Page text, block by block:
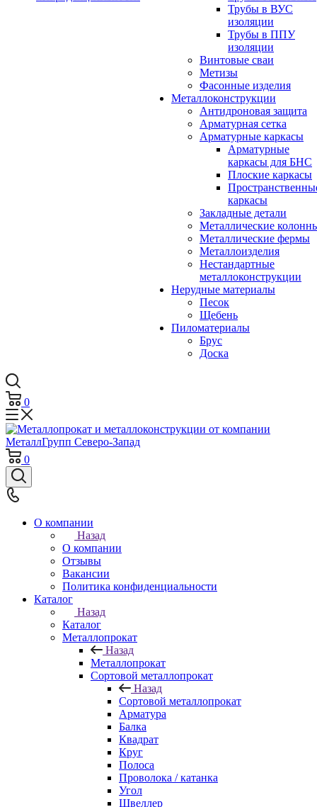
Трубы в ВУС
изоляции
Трубы в ППУ
изоляции
Винтовые сваи
Метизы
Фасонные изделия
Металлоконструкции
Антидроновая защита
Арматурная сетка
Арматурные каркасы
Арматурные
каркасы для БНС
Плоские каркасы
каркасы
Закладные детали
Металлические
Металлические фермы
Металлоизделия
Нестандартные
металлоконструкции
Нерудные материалы
Песок
Щебень
Пиломатериалы
Брус
Доска
0
0
О компании
Назад
О компании
Отзывы
Вакансии
Политика конфиденциальности
Каталог
Назад
Каталог
Металлопрокат
Назад
Металлопрокат
Сортовой металлопрокат
Назад
Сортовой металлопрокат
Арматура
Балка
Квадрат
Круг
Полоса
Проволока / катанка
Угол
Швеллер